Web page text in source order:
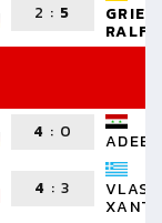
2 : 5
RALF
4 : 0
ADEEB
4 :3